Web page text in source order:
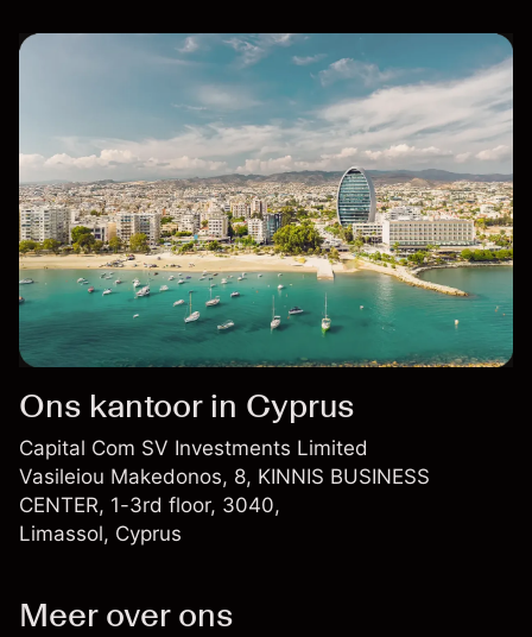
Ons kantoor in Cyprus
Capital Com SV Investments Limited
Vasileiou Makedonos, 8, KINNIS BUSINESS
CENTER, 1-3rd floor, 3040,
Limassol, Cyprus
Meer over ons